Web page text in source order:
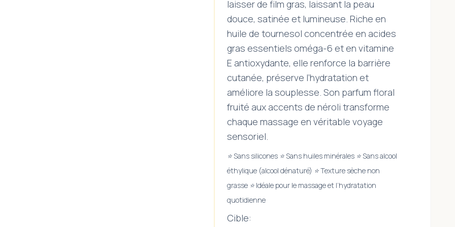
laisser de film gras, laissant la peau
douce, satinée et lumineuse. Riche en
huile de tournesol concentrée en acides
gras essentiels oméga-6 et en vitamine
E antioxydante, elle renforce la barrière
cutanée, préserve l’hydratation et
améliore la souplesse. Son parfum floral
fruité aux accents de néroli transforme
chaque massage en véritable voyage
sensoriel.
⭐ Sans silicones ⭐ Sans huiles minérales ⭐ Sans alcool
éthylique (alcool dénaturé) ⭐ Texture sèche non
grasse ⭐ Idéale pour le massage et l’hydratation
quotidienne
Cible: